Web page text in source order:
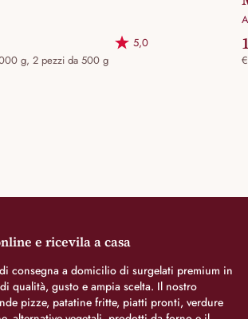
5,0
g, 2 pezzi da 500 g
e ricevila a casa
consegna a domicilio di surgelati premium in
qualità, gusto e ampia scelta. Il nostro
pizze, patatine fritte, piatti pronti, verdure